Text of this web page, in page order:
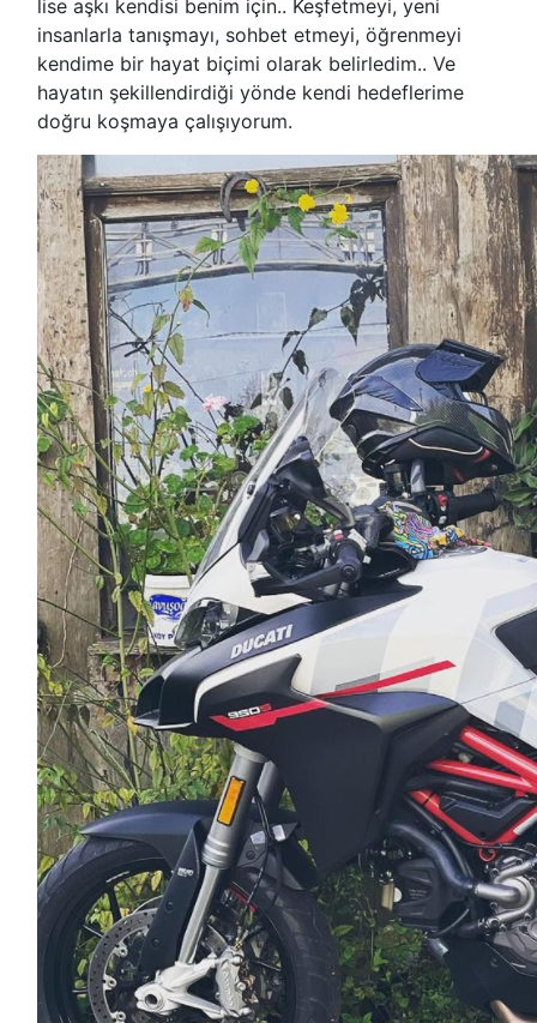
lise aşkı kendisi benim için.. Keşfetmeyi, yeni
insanlarla tanışmayı, sohbet etmeyi, öğrenmeyi
kendime bir hayat biçimi olarak belirledim.. Ve
hayatın şekillendirdiği yönde kendi hedeflerime
doğru koşmaya çalışıyorum.